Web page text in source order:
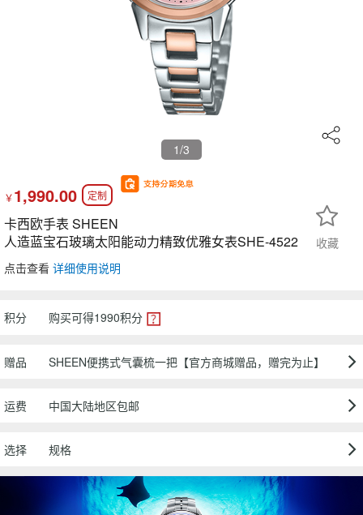
1/3
￥1,990.00 定制
卡西欧手表 SHEEN
人造蓝宝石玻璃太阳能动力精致优雅女表SHE-4522
点击查看 详细使用说明
收藏
积分 购买可得1990积分
赠品 SHEEN便携式气囊梳一把【官方商城赠品，赠完为止】
运费 中国大陆地区包邮
选择 规格